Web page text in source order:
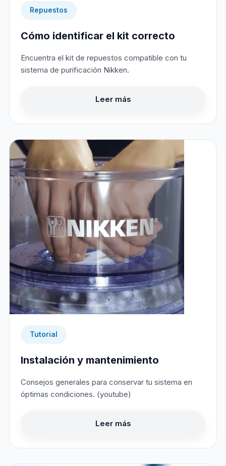
Repuestos
Cómo identificar el kit correcto
Encuentra el kit de repuestos compatible con tu
sistema de purificación Nikken.
Leer más
Tutorial
Instalación y mantenimiento
Consejos generales para conservar tu sistema en
óptimas condiciones. (youtube)
Leer más